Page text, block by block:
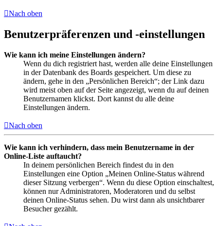
Nach oben
Benutzerpräferenzen und -einstellungen
Wie kann ich meine Einstellungen ändern?
Wenn du dich registriert hast, werden alle deine Einstellungen
in der Datenbank des Boards gespeichert. Um diese zu
ändern, gehe in den „Persönlichen Bereich“; der Link dazu
wird meist oben auf der Seite angezeigt, wenn du auf deinen
Benutzernamen klickst. Dort kannst du alle deine
Einstellungen ändern.
Nach oben
Wie kann ich verhindern, dass mein Benutzername in der
Online-Liste auftaucht?
In deinem persönlichen Bereich findest du in den
Einstellungen eine Option „Meinen Online-Status während
dieser Sitzung verbergen“. Wenn du diese Option einschaltest,
können nur Administratoren, Moderatoren und du selbst
deinen Online-Status sehen. Du wirst dann als unsichtbarer
Besucher gezählt.